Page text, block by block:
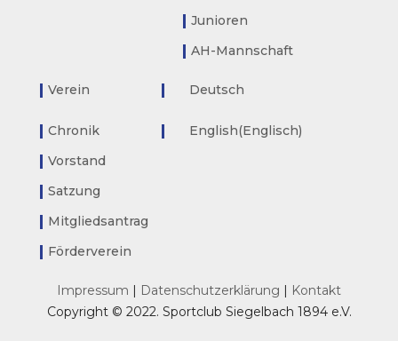
Junioren
AH-Mannschaft
Verein
Chronik
Vorstand
Satzung
Mitgliedsantrag
Förderverein
Deutsch
English(Englisch)
Impressum | Datenschutzerklärung | Kontakt
Copyright © 2022. Sportclub Siegelbach 1894 e.V.